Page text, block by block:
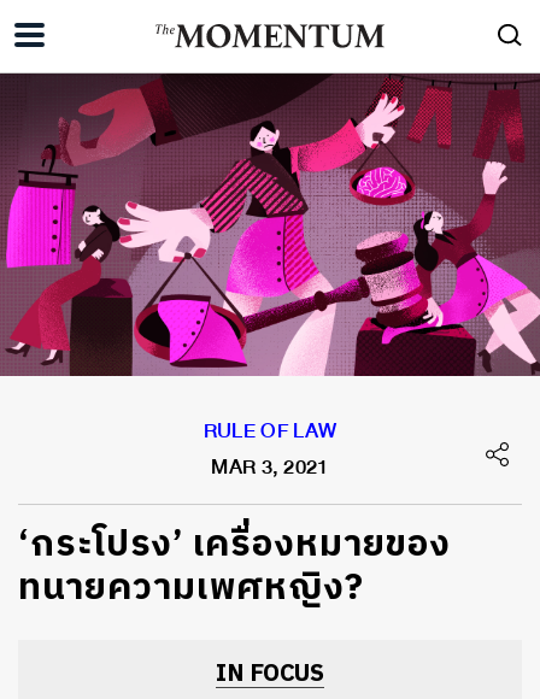
RULE OF LAW
MAR 3, 2021
‘กระโปรง’ เครื่องหมายของ
ทนายความเพศหญิง?
IN FOCUS